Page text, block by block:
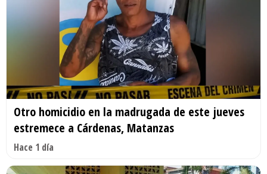
Otro homicidio en la madrugada de este jueves
estremece a Cárdenas, Matanzas
Hace 1 día